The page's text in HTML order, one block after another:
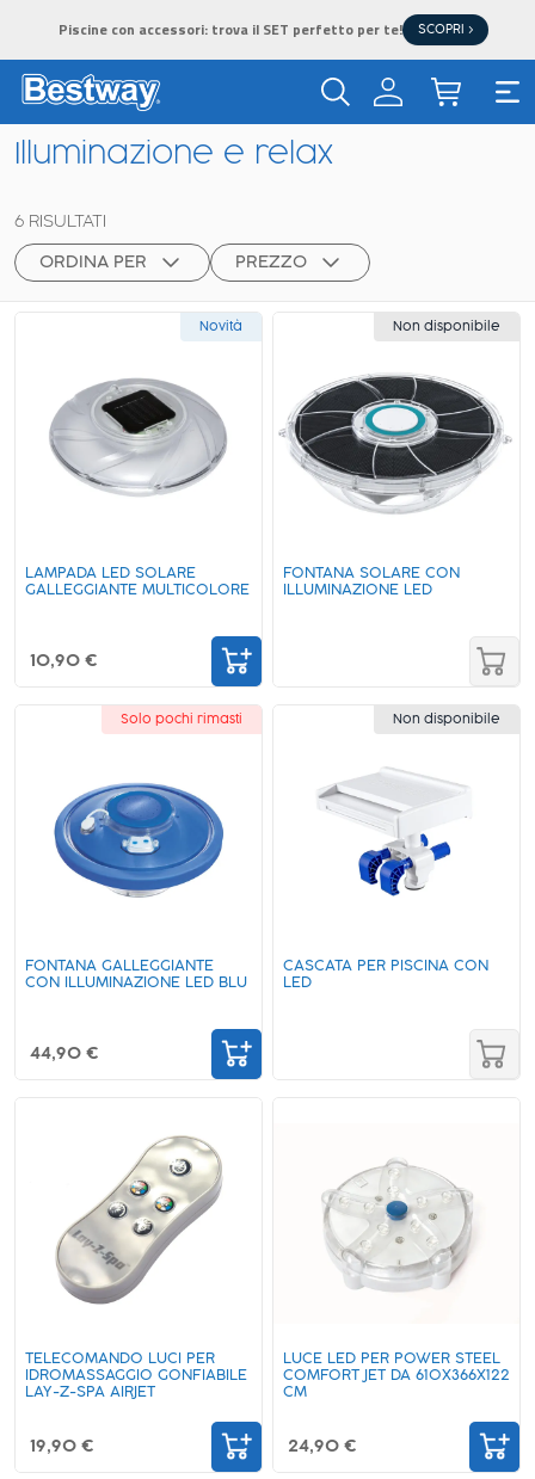
Piscine con accessori: trova il SET perfetto per te! SCOPRI >
Illuminazione e relax
6 RISULTATI
ORDINA PER PREZZO
Novità
LAMPADA LED SOLARE
GALLEGGIANTE MULTICOLORE
10,90 €
Non disponibile
FONTANA SOLARE CON
ILLUMINAZIONE LED
Solo pochi rimasti
FONTANA GALLEGGIANTE
CON ILLUMINAZIONE LED BLU
44,90 €
Non disponibile
CASCATA PER PISCINA CON
LED
TELECOMANDO LUCI PER
IDROMASSAGGIO GONFIABILE
LAY-Z-SPA AIRJET
19,90 €
LUCE LED PER POWER STEEL
COMFORT JET DA 610X366X122
CM
24,90 €